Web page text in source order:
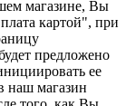
магазине, Вы
картой", при
предложено
ее
наш магазин